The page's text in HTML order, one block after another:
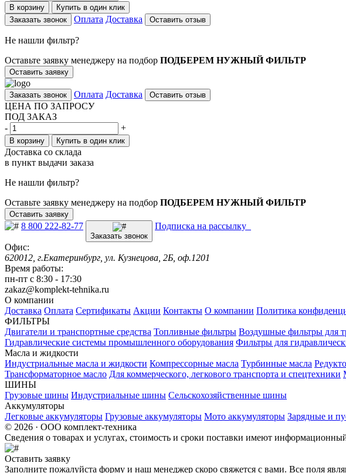
В корзину
Купить в один клик
Заказать звонок
Оплата Доставка Оставить отзыв
Не нашли фильтр?
Оставьте заявку менеджеру на подбор ПОДБЕРЕМ НУЖНЫЙ ФИЛЬТР
Оставить заявку
Заказать звонок Оплата Доставка Оставить отзыв
ЦЕНА ПО ЗАПРОСУ
ПОД ЗАКАЗ
-
+
В корзину Купить в один клик
Доставка со склада
в пункт выдачи заказа
Не нашли фильтр?
Оставьте заявку менеджеру на подбор ПОДБЕРЕМ НУЖНЫЙ ФИЛЬТР
Оставить заявку
8 800 222-82-77
Заказать звонок
Подписка на рассылку
Офис:
620012, г.Екатеринбург, ул. Кузнецова, 2Б, оф.1201
Время работы:
пн-пт с 8:30 - 17:30
zakaz@komplekt-tehnika.ru
О компании
Доставка Оплата Сертификаты Акции Контакты О компании Политика
ФИЛЬТРЫ
Двигатели и транспортные средства Топливные фильтры Воздушные фильтры для
Гидравлические системы промышленного оборудования Фильтры для
Масла и жидкости
Индустриальные масла и жидкости Компрессорные масла Турбинные масла
Трансформаторное масло Для коммерческого, легкового транспорта и спецтехники
ШИНЫ
Грузовые шины Индустриальные шины Сельскохозяйственные шины
Аккумуляторы
Легковые аккумуляторы Грузовые аккумуляторы Мото аккумуляторы Зарядные и
© 2026 · ООО комплект-техника
Сведения о товарах и услугах, стоимость и сроки поставки имеют
Оставить заявку
Заполните пожалуйста форму и наш менеджер скоро свяжется с вами. Все поля